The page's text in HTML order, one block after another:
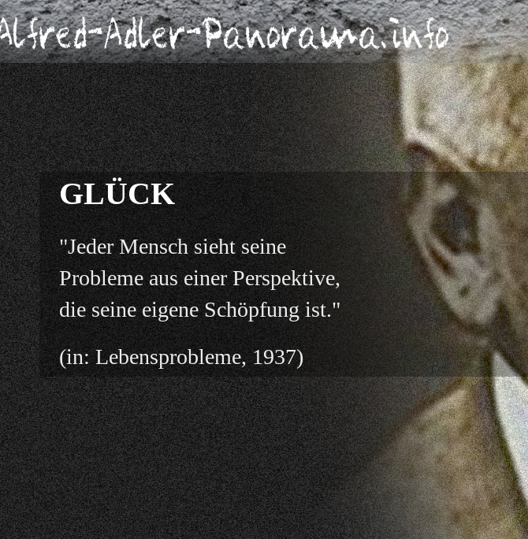
GLÜCK
"Jeder Mensch sieht seine
Probleme aus einer Perspektive,
die seine eigene Schöpfung ist."
(in: Lebensprobleme, 1937)